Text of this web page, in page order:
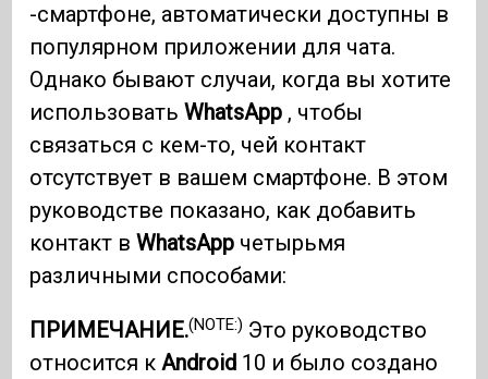
-смартфоне, автоматически доступны в
популярном приложении для чата.
Однако бывают случаи, когда вы хотите
использоватьWhatsApp , чтобы
связаться с кем-то, чей контакт
отсутствует в вашем смартфоне. В этом
руководстве показано, как добавить
контакт вWhatsApp четырьмя
различными способами:
ПРИМЕЧАНИЕ.(NOTE:) Это руководство
относится кAndroid 10 и было создано